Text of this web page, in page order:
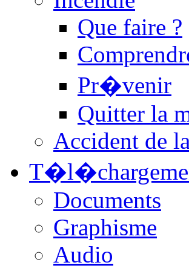
Que faire ?
Pr�venir
Quitter la
Accident de
Documents
Graphisme
Audio